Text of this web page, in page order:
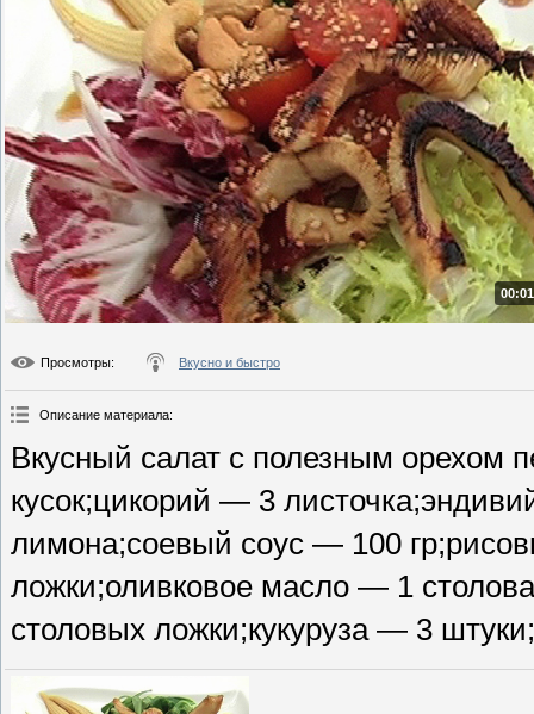
Просмотры: Вкусно и быстро
Описание материала:
Вкусный салат с полезным орехом
кусок;цикорий — 3
лимона;соевый соус — 100
ложки;оливковое масло — 1
столовых ложки;кукуруза — 3